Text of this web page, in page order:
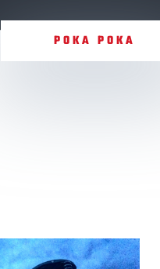
POKA POKA